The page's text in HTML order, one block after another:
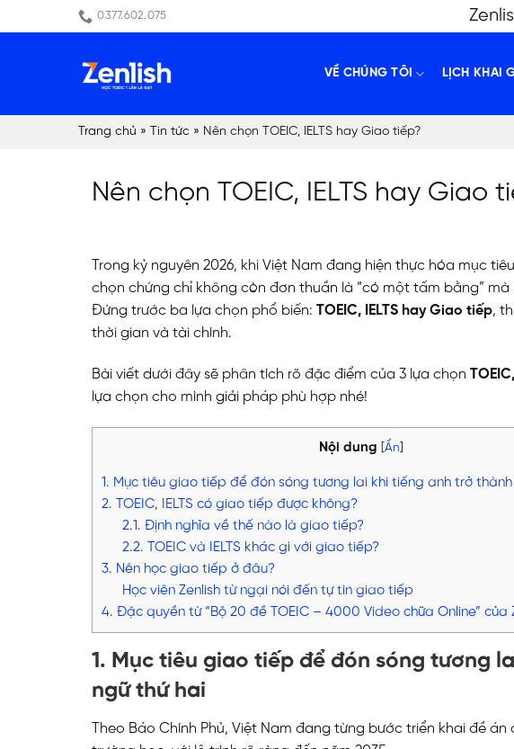
to
0377.602.075
VỀ CHÚNG TÔI LỊCH KHAI
Trang chủ » Tin tức » Nên chọn TOEIC, IELTS hay Giao tiếp?
Nên chọn TOEIC, IELTS hay Giao
Trong kỷ nguyên 2026, khi Việt Nam đang hiện thực hóa mục
chọn chứng chỉ không còn đơn thuần là “có một tấm bằng”
Đứng trước ba lựa chọn phổ biến: TOEIC, IELTS hay Giao tiếp,
thời gian và tài chính.
Bài viết dưới đây sẽ phân tích rõ đặc điểm của 3 lựa chọn
lựa chọn cho mình giải pháp phù hợp nhé!
Nội dung Ẩn
1. Mục tiêu giao tiếp để đón sóng tương lai khi tiếng anh trở
2. TOEIC, IELTS có giao tiếp được không?
2.1. Định nghĩa về thế nào là giao tiếp?
2.2. TOEIC và IELTS khác gì với giao tiếp?
3. Nên học giao tiếp ở đâu?
Học viên Zenlish từ ngại nói đến tự tin giao tiếp
4. Đặc quyền từ “Bộ 20 đề TOEIC – 4000 Video chữa Online” của
1. Mục tiêu giao tiếp để đón sóng tương
ngữ thứ hai
Theo Báo Chính Phủ, Việt Nam đang từng bước triển khai đề